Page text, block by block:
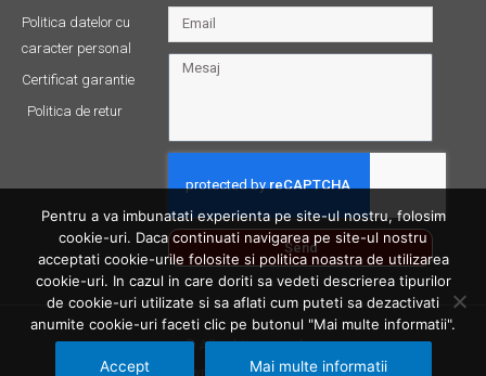
Politica datelor cu
caracter personal
Certificat garantie
Politica de retur
Send
© All rights reserved
Pentru a va imbunatati experienta pe site-ul nostru, folosim
cookie-uri. Daca continuati navigarea pe site-ul nostru
acceptati cookie-urile folosite si politica noastra de utilizarea
cookie-uri. In cazul in care doriti sa vedeti descrierea tipurilor
de cookie-uri utilizate si sa aflati cum puteti sa dezactivati
anumite cookie-uri faceti clic pe butonul "Mai multe informatii".
Accept Mai multe informatii